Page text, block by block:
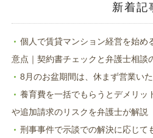
開
ま
す)
新着記
個人で賃貸マンション経営を始め
意点｜契約書チェックと弁護士相談
8月のお盆期間は、休まず営業い
養育費を一括でもらうとデメリッ
や追加請求のリスクを弁護士が解説
刑事事件で示談での解決に応じて